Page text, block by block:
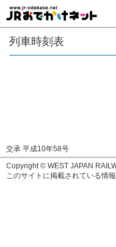
列車時刻表
交承 平成10年58号
Copyright © WEST JAPAN
このサイトに掲載されている情